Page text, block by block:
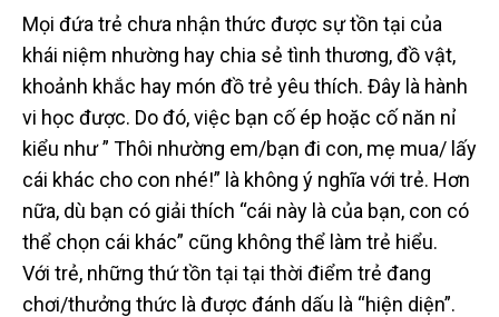
Mọi đứa trẻ chưa nhận thức được sự tồn tại của
khái niệm nhường hay chia sẻ tình thương, đồ vật,
khoảnh khắc hay món đồ trẻ yêu thích. Đây là hành
vi học được. Do đó, việc bạn cố ép hoặc cố năn nỉ
kiểu như ” Thôi nhường em/bạn đi con, mẹ mua/ lấy
cái khác cho con nhé!” là không ý nghĩa với trẻ. Hơn
nữa, dù bạn có giải thích “cái này là của bạn, con có
thể chọn cái khác” cũng không thể làm trẻ hiểu.
Với trẻ, những thứ tồn tại tại thời điểm trẻ đang
chơi/thưởng thức là được đánh dấu là “hiện diện”.